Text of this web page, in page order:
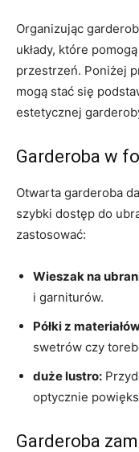
Organizując
układy, które
przestrzeń. Poniżej
mogą stać ⁣się
estetycznej
Garderoba w⁤
Otwarta garderoba
szybki⁣ dostęp do
zastosować:
Wieszak na
i garniturów.
Półki z
swetrów czy
duże lustro:
⁢optycznie
Garderoba